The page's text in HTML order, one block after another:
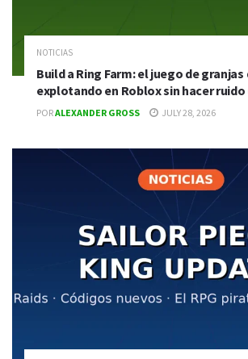
NOTICIAS
Build a Ring Farm: el juego de granjas
explotando en Roblox sin hacer ruido
PORALEXANDER GROSS JULY 28, 2026